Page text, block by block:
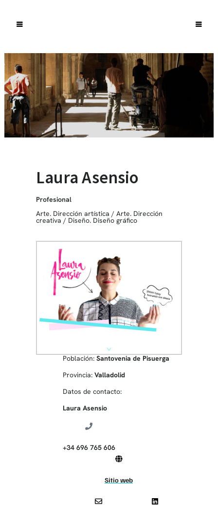
Laura Asensio
Profesional
Arte. Dirección artística / Arte. Dirección
creativa / Diseño. Diseño gráfico
Población: Santovenia de Pisuerga
Provincia: Valladolid
Datos de contacto:
Laura Asensio
+34 696 765 606
Sitio web